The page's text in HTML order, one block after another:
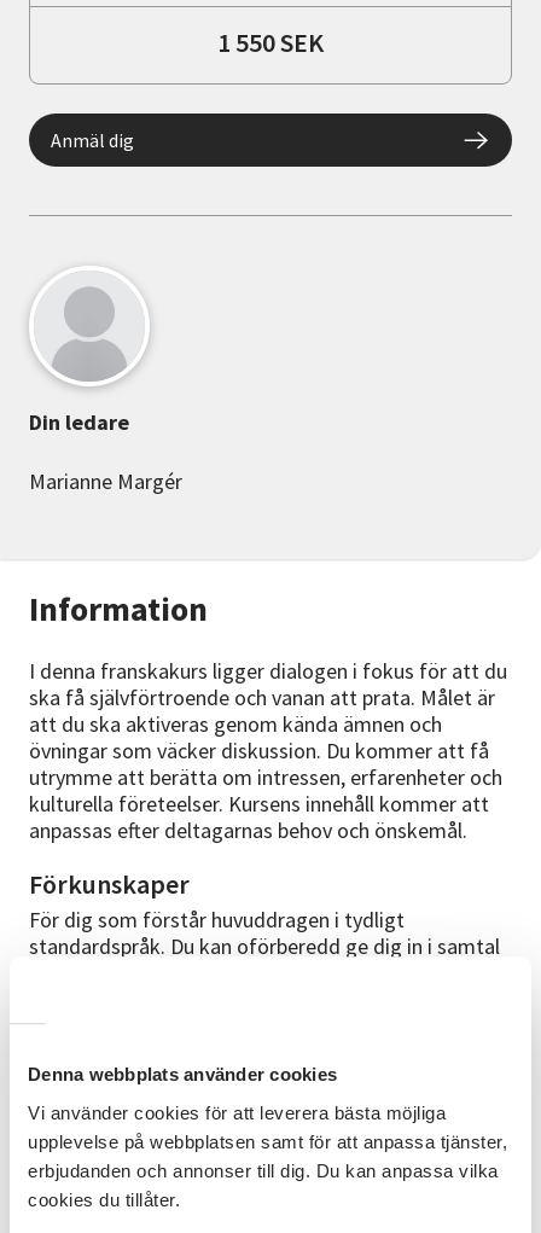
Denna webbplats använder cookies
Vi använder cookies för att leverera bästa möjliga
upplevelse på webbplatsen samt för att anpassa tjänster,
erbjudanden och annonser till dig. Du kan anpassa vilka
cookies du tillåter.
Information
I denna franskakurs ligger dialogen i fokus för att du
ska få självförtroende och vanan att prata. Målet är
att du ska aktiveras genom kända ämnen och
övningar som väcker diskussion. Du kommer att få
utrymme att berätta om intressen, erfarenheter och
kulturella företeelser. Kursens innehåll kommer att
anpassas efter deltagarnas behov och önskemål.
Förkunskaper
För dig som förstår huvuddragen i tydligt
standardspråk. Du kan oförberedd ge dig in i samtal
Quand nos souvenirs viendront danser av Virginie
Grimaldi. ISBN: 9782253934189 Material ingår inte i
kursavgiften. Du förväntas ha köpt boken vid första
tillfället. Du hittar boken hos de flesta
nätbokhandlare. Det händer att kurser måste ställas
1 550 SEK
Anmäl dig
Din ledare
Marianne Margér